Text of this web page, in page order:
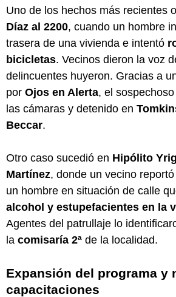
Uno de los hechos más recientes
Díaz al 2200, cuando un hombre
trasera de una vivienda e intentó
bicicletas. Vecinos dieron la voz
delincuentes huyeron. Gracias a
por Ojos en Alerta, el
las cámaras y detenido en
Beccar.
Otro caso sucedió en Hipólito
Martínez, donde un vecino
un hombre en situación de calle
alcohol y estupefacientes en la
Agentes del patrullaje lo
la comisaría 2ª de la localidad.
Expansión del programa y
capacitaciones